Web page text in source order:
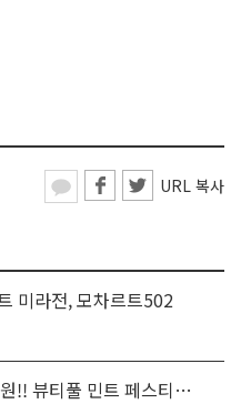
URL 복사
미라전, 모차르트502
맑음의 복지 중 하나! 문화비지원!! 뷰티풀 민트 페스티벌에 다녀왔어요~